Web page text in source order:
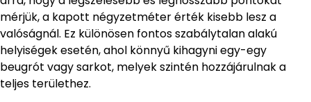
mérjük, a kapott négyzetméter érték kisebb lesz a
valóságnál. Ez különösen fontos szabálytalan alakú
helyiségek esetén, ahol könnyű kihagyni egy-egy
beugrót vagy sarkot, melyek szintén hozzájárulnak a
teljes területhez.